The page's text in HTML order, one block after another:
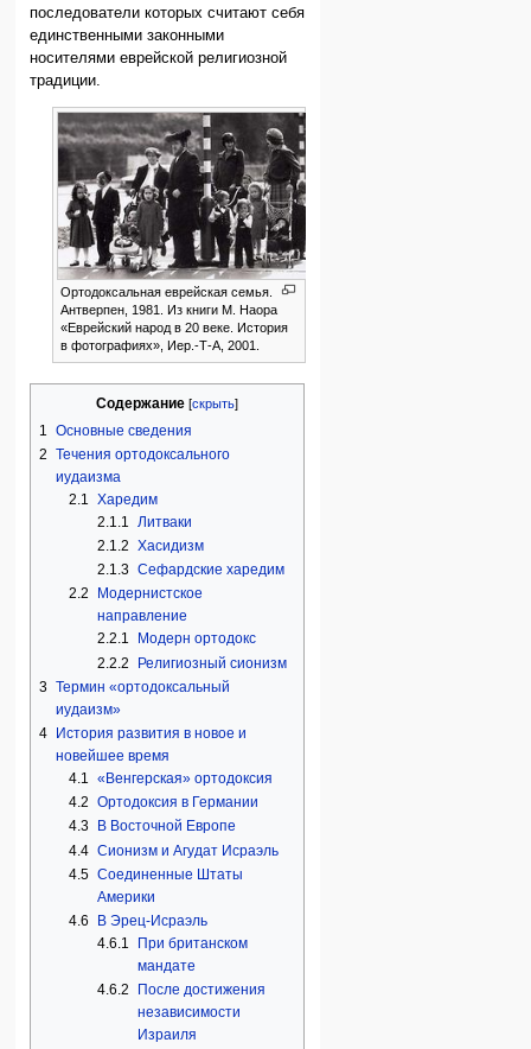
последователи которых считают себя
единственными законными
носителями еврейской религиозной
традиции.
Ортодоксальная еврейская семья.
Антверпен, 1981. Из книги М. Наора
«Еврейский народ в 20 веке. История
в фотографиях», Иер.-Т-А, 2001.
Содержание
1
Основные сведения
2 Течения ортодоксального
иудаизма
2.1
Харедим
2.1.1
Литваки
2.1.2 Хасидизм
2.1.3 Сефардские харедим
2.2
Модернистское
направление
2.2.1
Модерн ортодокс
2.2.2
Религиозный сионизм
3 Термин «ортодоксальный
иудаизм»
4
История развития в новое и
новейшее время
4.1 «Венгерская» ортодоксия
4.2 Ортодоксия в Германии
4.3
В Восточной Европе
4.4 Сионизм и Агудат Исраэль
4.5 Соединенные Штаты
Америки
4.6
В Эрец-Исраэль
4.6.1
При британском
мандате
4.6.2
После достижения
независимости
Израиля